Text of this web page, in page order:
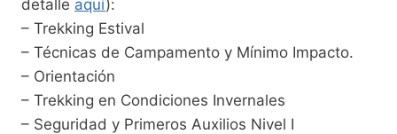
detalle aquí):
– Trekking Estival
– Técnicas de Campamento y Mínimo Impacto.
– Orientación
– Trekking en Condiciones Invernales
– Seguridad y Primeros Auxilios Nivel I